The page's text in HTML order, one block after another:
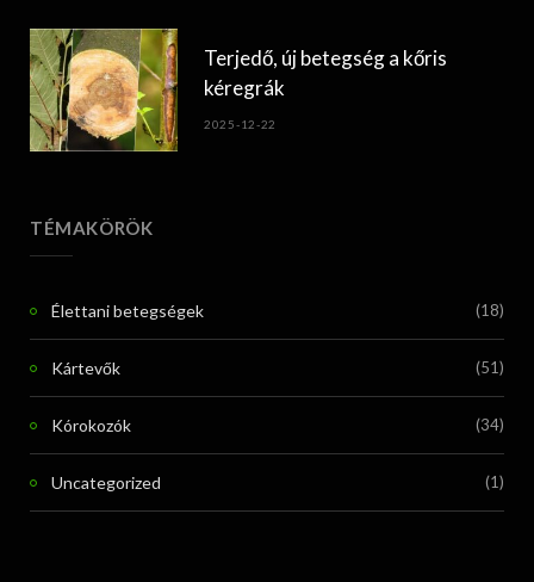
Terjedő, új betegség a kőris
kéregrák
2025-12-22
TÉMAKÖRÖK
Élettani betegségek (18)
Kártevők (51)
Kórokozók (34)
Uncategorized (1)